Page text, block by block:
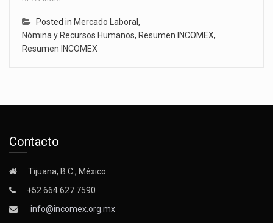
Posted in Mercado Laboral,
Nómina y Recursos Humanos, Resumen INCOMEX,
Resumen INCOMEX
Contacto
Tijuana, B.C., México
+52 664 627 7590
info@incomex.org.mx